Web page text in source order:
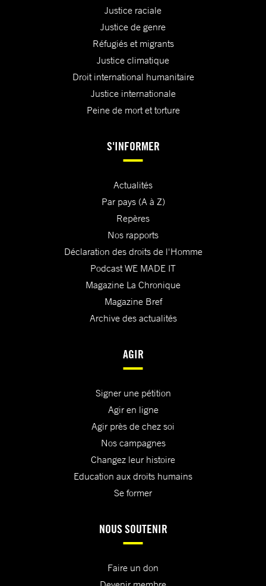
Justice raciale
Justice de genre
Réfugiés et migrants
Justice climatique
Droit international humanitaire
Justice internationale
Peine de mort et torture
S'INFORMER
Actualités
Par pays (A à Z)
Repères
Nos rapports
Déclaration des droits de l'Homme
Podcast WE MADE IT
Magazine La Chronique
Magazine Bref
Archive des actualités
AGIR
Signer une pétition
Agir en ligne
Agir près de chez soi
Nos campagnes
Changez leur histoire
Education aux droits humains
Se former
NOUS SOUTENIR
Faire un don